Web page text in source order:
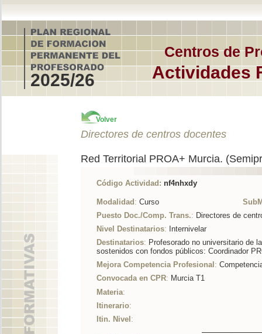
Centros de
Actividades
2025/26
Volver
Directores de centros docentes
Red Territorial PROA+ Murcia.
Código Actividad: nf4nhxdy
Modalidad : Curso
Puesto Doc./Comp. Trans.: Directores de
Nivel Destinatarios: Internivelar
Destinatarios: Profesorado no universitario de
sostenidos con fondos públicos: Coordinador
Mejora Competencia Profesional :
Convocada en CPR: Murcia T1
Materia:
Itinerario:
Itin. Nivel :